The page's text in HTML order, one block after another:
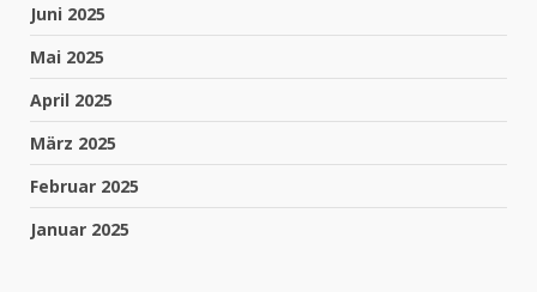
Juni 2025
Mai 2025
April 2025
März 2025
Februar 2025
Januar 2025